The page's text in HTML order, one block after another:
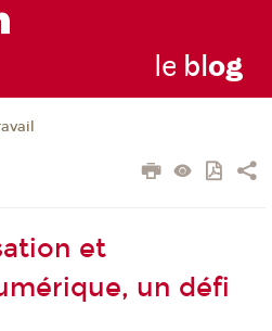
le blog
et
un défi